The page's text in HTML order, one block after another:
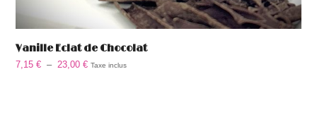
Vanille Eclat de Chocolat
7,15€ – 23,00€Plage
Taxe inclus